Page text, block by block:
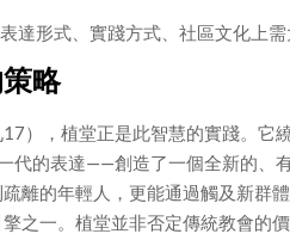
達形式、實踐方式、社區文化上需
略
），植堂正是此智慧的實踐。它
代的表達——創造了一個全新的、
離的年輕人，更能通過觸及新群
之一。植堂並非否定傳統教會的